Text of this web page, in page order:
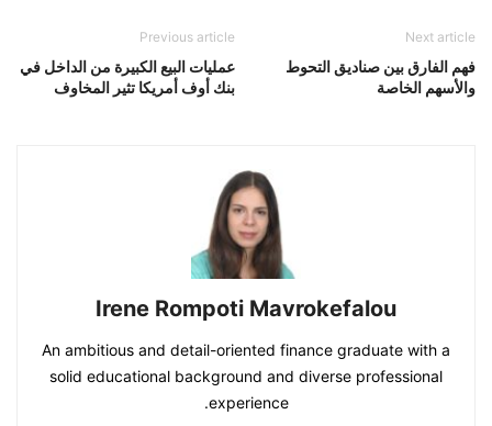
Previous article
عمليات البيع الكبيرة من الداخل في
بنك أوف أمريكا تثير المخاوف
Next article
فهم الفارق بين صناديق التحوط
والأسهم الخاصة
Irene Rompoti Mavrokefalou
An ambitious and detail-oriented finance graduate with a
solid educational background and diverse professional
experience.